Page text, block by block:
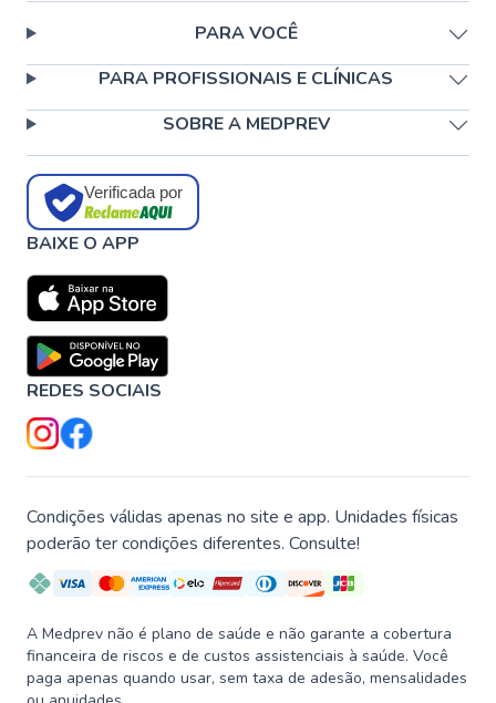
PARA VOCÊ
PARA PROFISSIONAIS E CLÍNICAS
SOBRE A MEDPREV
Verificada por
BAIXE O APP
REDES SOCIAIS
Condições válidas apenas no site e app. Unidades físicas
poderão ter condições diferentes. Consulte!
A Medprev não é plano de saúde e não garante a cobertura
financeira de riscos e de custos assistenciais à saúde. Você
paga apenas quando usar, sem taxa de adesão, mensalidades